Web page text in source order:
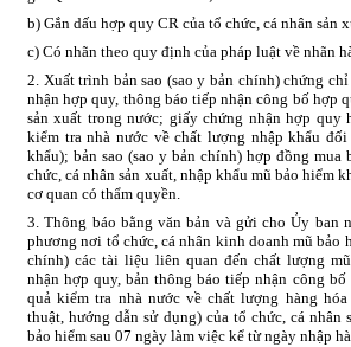
b) Gắn dấu hợp quy CR của tổ chức, cá nhân sản
c) Có nhãn theo quy định của pháp luật về nhãn
2. Xuất trình bản sao (sao y bản chính) chứng
nhận hợp quy, thông báo tiếp nhận công bố hợp
sản xuất trong nước; giấy chứng nhận hợp quy
kiểm tra nhà nước về chất lượng nhập khẩu
khẩu); bản sao (sao y bản chính) hợp đồng mua
chức, cá nhân sản xuất, nhập khẩu mũ bảo hiểm
cơ quan có thẩm quyền.
3. Thông báo bằng văn bản và gửi cho Ủy ban
phương nơi tổ chức, cá nhân kinh doanh mũ bảo
chính) các tài liệu liên quan đến chất lượng
nhận hợp quy, bản thông báo tiếp nhận công
quả kiểm tra nhà nước về chất lượng hàng
thuật, hướng dẫn sử dụng) của tổ chức, cá nhân
bảo hiểm sau 07 ngày làm việc kể từ ngày nhập